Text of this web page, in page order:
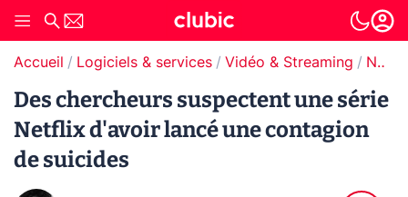
Accueil Logiciels & services Vidéo & Streaming Netflix
Des chercheurs suspectent une série
Netflix d'avoir lancé une contagion
de suicides